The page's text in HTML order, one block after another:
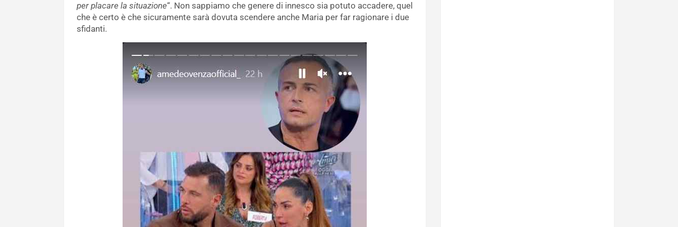
per placare la situazione“. Non sappiamo che genere di innesco sia potuto accadere, quel
che è certo è che sicuramente sarà dovuta scendere anche Maria per far ragionare i due
sfidanti.